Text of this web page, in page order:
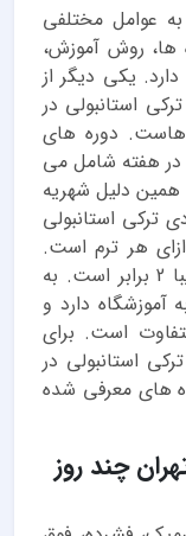
به عوامل مختلفی
ها، روش آموزش،
یکی دیگر از
استانبولی در
هاست. دوره های
در هفته شامل می
دلیل شهریه
ترکی استانبولی
به ازای هر ترم است.
برای کلاس های فشرده این هزینه تقریبا 2 برابر است. به
دارد و
است. برای
استانبولی در
های معرفی شده
چند روز